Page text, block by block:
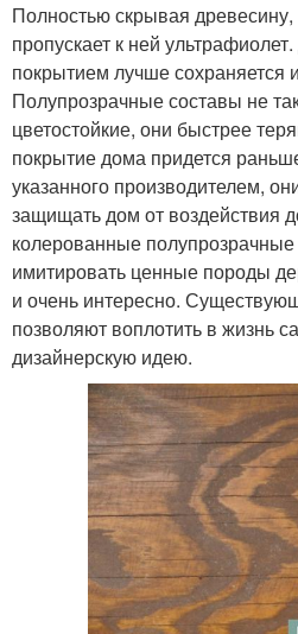
Полностью скрывая
пропускает к ней
покрытием лучше сохраняется
Полупрозрачные составы не
цветостойкие, они быстрее
покрытие дома придется
указанного производителем,
защищать дом от воздействия
колерованные
имитировать ценные породы
и очень интересно.
позволяют воплотить в жизнь
дизайнерскую идею.